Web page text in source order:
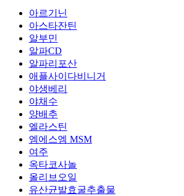
아르기닌
아스타잔틴
알부민
알파CD
알파리포산
애플사이다비니거
야생베리
야채수
양배추
엘라스틴
엠에스엠 MSM
여주
옥타코사놀
올리브오일
유산균발효굴추출물